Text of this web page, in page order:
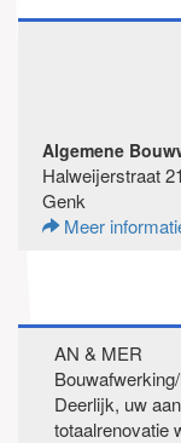
Algemene
Halweijerstraat
Genk
Meer
AN & MER
Deerlijk, uw
totaalrenovatie